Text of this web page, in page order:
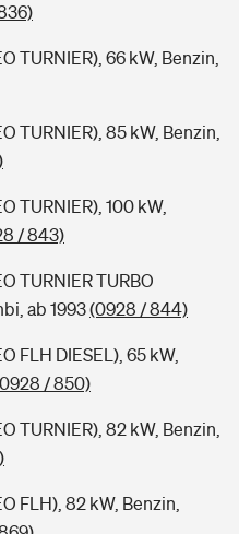
TURNIER), 66 kW, Benzin,
TURNIER), 85 kW, Benzin,
TURNIER), 100 kW,
/ 843)
TURNIER TURBO
ab 1993(0928 / 844)
FLH DIESEL), 65 kW,
/ 850)
TURNIER), 82 kW, Benzin,
FLH), 82 kW, Benzin,